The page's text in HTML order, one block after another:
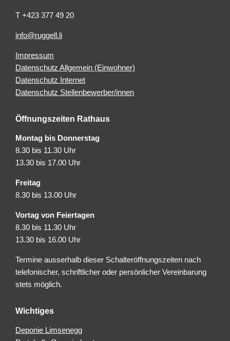
T +423 377 49 20
info@ruggell.li
Impressum
Datenschutz Allgemein (Einwohner)
Datenschutz Internet
Datenschutz Stellenbewerber/innen
Öffnungszeiten Rathaus
Montag bis Donnerstag
8.30 bis 11.30 Uhr
13.30 bis 17.00 Uhr
Freitag
8.30 bis 13.00 Uhr
Vortag von Feiertagen
8.30 bis 11.30 Uhr
13.30 bis 16.00 Uhr
Termine ausserhalb dieser Schalteröffnungszeiten nach
telefonischer, schriftlicher oder persönlicher Vereinbarung
stets möglich.
Wichtiges
Deponie Limsenegg